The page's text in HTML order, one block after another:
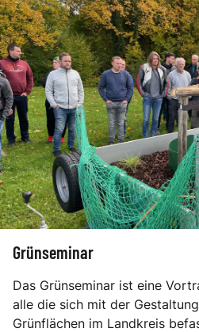
Grünseminar
Das Grünseminar ist eine
alle die sich mit der
Grünflächen im Landkreis